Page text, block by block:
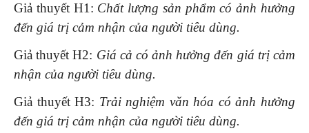
Giả thuyết H1: Chất lượng sản phẩm có ảnh hưởng
đến giá trị cảm nhận của người tiêu dùng.
Giả thuyết H2: Giá cả có ảnh hưởng đến giá trị cảm
nhận của người tiêu dùng.
Giả thuyết H3: Trải nghiệm văn hóa có ảnh hưởng
đến giá trị cảm nhận của người tiêu dùng.